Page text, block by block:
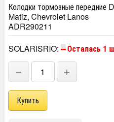
Колодки тормозные
Matiz, Chevrolet Lanos
ADR290211
SOLARISRIO:
Осталась 1
− +